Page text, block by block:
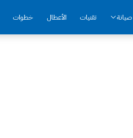
صيانة تقنيات الأعطال خطوات